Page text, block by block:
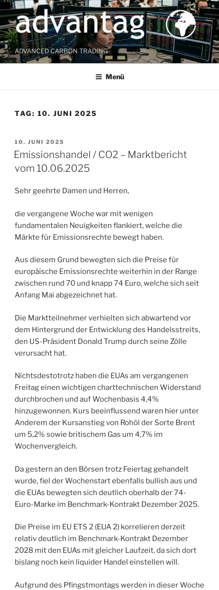
Zum
Inhalt
springen
ADVANCED CARBON TRADING
Menü
TAG: 10. JUNI 2025
VERÖFFENTLICHT
AM
10. JUNI 2025
Emissionshandel / CO2 – Marktbericht
vom 10.06.2025
Sehr geehrte Damen und Herren,
die vergangene Woche war mit wenigen
fundamentalen Neuigkeiten flankiert, welche die
Märkte für Emissionsrechte bewegt haben.
Aus diesem Grund bewegten sich die Preise für
europäische Emissionsrechte weiterhin in der Range
zwischen rund 70 und knapp 74 Euro, welche sich seit
Anfang Mai abgezeichnet hat.
Die Marktteilnehmer verhielten sich abwartend vor
dem Hintergrund der Entwicklung des Handelsstreits,
den US-Präsident Donald Trump durch seine Zölle
verursacht hat.
Nichtsdestotrotz haben die EUAs am vergangenen
Freitag einen wichtigen charttechnischen Widerstand
durchbrochen und auf Wochenbasis 4,4%
hinzugewonnen. Kurs beeinflussend waren hier unter
Anderem der Kursanstieg von Rohöl der Sorte Brent
um 5,2% sowie britischem Gas um 4,7% im
Wochenvergleich.
Da gestern an den Börsen trotz Feiertag gehandelt
wurde, fiel der Wochenstart ebenfalls bullish aus und
die EUAs bewegten sich deutlich oberhalb der 74-
Euro-Marke im Benchmark-Kontrakt Dezember 2025.
Die Preise im EU ETS 2 (EUA 2) korrelieren derzeit
relativ deutlich im Benchmark-Kontrakt Dezember
2028 mit den EUAs mit gleicher Laufzeit, da sich dort
bislang noch kein liquider Handel einstellen will.
Aufgrund des Pfingstmontags werden in dieser Woche